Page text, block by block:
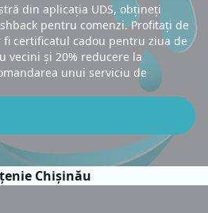
din aplicația UDS, obțineți
pentru comenzi. Profitați de
certificatul cadou pentru ziua de
vecini și 20% reducere la
unui serviciu de
Chișinău